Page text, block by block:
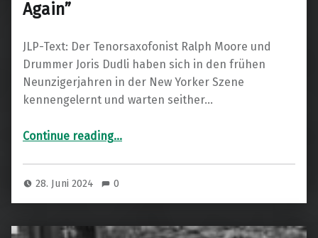
Again”
JLP-Text: Der Tenorsaxofonist Ralph Moore und
Drummer Joris Dudli haben sich in den frühen
Neunzigerjahren in der New Yorker Szene
kennengelernt und warten seither…
Continue reading“Ralph Moore Quartet “Together Again””
…
28. Juni 2024 0